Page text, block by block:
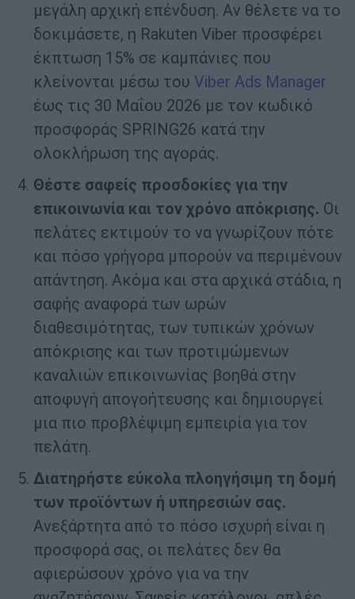
μεγάλη αρχική επένδυση. Αν θέλετε να το
δοκιμάσετε, η Rakuten Viber προσφέρει
έκπτωση 15% σε καμπάνιες που
κλείνονται μέσω του Viber Ads Manager
έως τις 30 Μαΐου 2026 με τον κωδικό
προσφοράς SPRING26 κατά την
ολοκλήρωση της αγοράς.
Θέστε σαφείς προσδοκίες για την
επικοινωνία και τον χρόνο απόκρισης. Οι
πελάτες εκτιμούν το να γνωρίζουν πότε
και πόσο γρήγορα μπορούν να περιμένουν
απάντηση. Ακόμα και στα αρχικά στάδια, η
σαφής αναφορά των ωρών
διαθεσιμότητας, των τυπικών χρόνων
απόκρισης και των προτιμώμενων
καναλιών επικοινωνίας βοηθά στην
αποφυγή απογοήτευσης και δημιουργεί
μια πιο προβλέψιμη εμπειρία για τον
πελάτη.
Διατηρήστε εύκολα πλοηγήσιμη τη δομή
των προϊόντων ή υπηρεσιών σας.
Ανεξάρτητα από το πόσο ισχυρή είναι η
προσφορά σας, οι πελάτες δεν θα
αφιερώσουν χρόνο για να την